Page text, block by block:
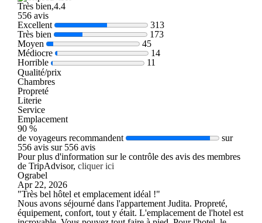
Très bien,4.4
556 avis
Excellent
313
Très bien
173
Moyen
45
Médiocre
14
Horrible
11
Qualité/prix
Chambres
Propreté
Literie
Service
Emplacement
90 %
de voyageurs recommandent
sur
556 avis sur 556 avis
Pour plus d'information sur le contrôle des avis des membres
de TripAdvisor, cliquer ici
Ograbel
Apr 22, 2026
"Très bel hôtel et emplacement idéal !"
Nous avons séjourné dans l'appartement Judita. Propreté,
équipement, confort, tout y était. L'emplacement de l'hotel est